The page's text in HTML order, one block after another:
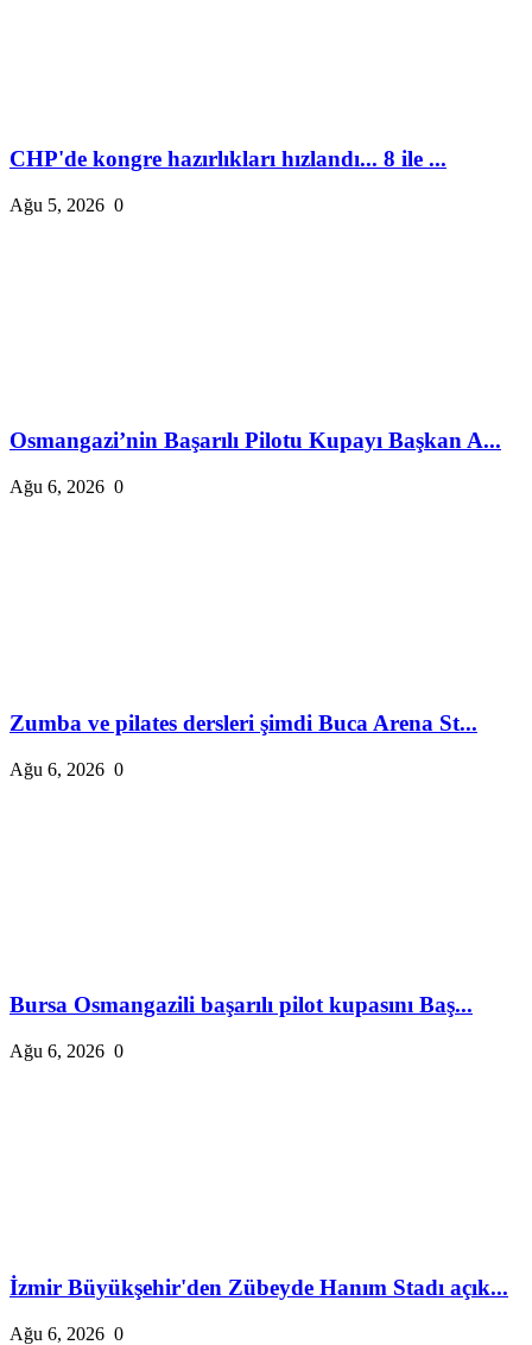
CHP'de kongre hazırlıkları hızlandı... 8 ile ...
Ağu 5, 2026 0
Osmangazi’nin Başarılı Pilotu Kupayı Başkan A...
Ağu 6, 2026 0
Zumba ve pilates dersleri şimdi Buca Arena St...
Ağu 6, 2026 0
Bursa Osmangazili başarılı pilot kupasını Baş...
Ağu 6, 2026 0
İzmir Büyükşehir'den Zübeyde Hanım Stadı açık...
Ağu 6, 2026 0